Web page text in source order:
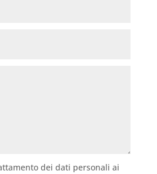
dei dati personali ai